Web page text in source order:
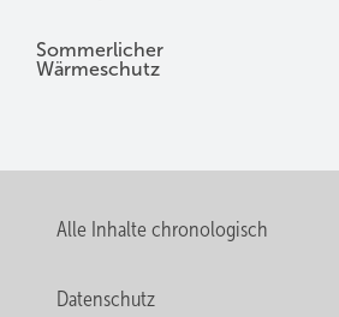
Sommerlicher
Wärmeschutz
Alle Inhalte chronologisch
Datenschutz